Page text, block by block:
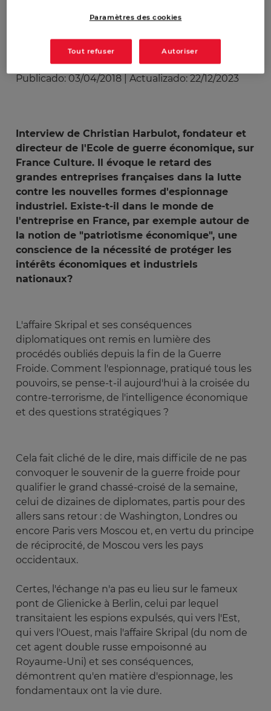
Publicado: 03/04/2018 Actualizado: 22/12/2023
Interview de Christian Harbulot, fondateur et
directeur de l'Ecole de guerre économique, sur
France Culture. Il évoque le retard des
grandes entreprises françaises dans la lutte
contre les nouvelles formes d'espionnage
industriel. Existe-t-il dans le monde de
l'entreprise en France, par exemple autour de
la notion de "patriotisme économique", une
conscience de la nécessité de protéger les
intérêts économiques et industriels
nationaux?
L'affaire Skripal et ses conséquences
diplomatiques ont remis en lumière des
procédés oubliés depuis la fin de la Guerre
Froide. Comment l'espionnage, pratiqué tous les
pouvoirs, se pense-t-il aujourd'hui à la croisée du
contre-terrorisme, de l'intelligence économique
et des questions stratégiques ?
Cela fait cliché de le dire, mais difficile de ne pas
convoquer le souvenir de la guerre froide pour
qualifier le grand chassé-croisé de la semaine,
celui de dizaines de diplomates, partis pour des
allers sans retour : de Washington, Londres ou
encore Paris vers Moscou et, en vertu du principe
de réciprocité, de Moscou vers les pays
occidentaux.
Certes, l'échange n'a pas eu lieu sur le fameux
pont de Glienicke à Berlin, celui par lequel
transitaient les espions expulsés, qui vers l'Est,
qui vers l'Ouest, mais l'affaire Skripal (du nom de
cet agent double russe empoisonné au
Royaume-Uni) et ses conséquences,
démontrent qu'en matière d'espionnage, les
fondamentaux ont la vie dure.
Paramètres des cookies
Tout refuser Autoriser